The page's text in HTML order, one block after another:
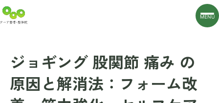
MENU
ジョギング 股関節 痛み の
原因と解消法：フォーム改